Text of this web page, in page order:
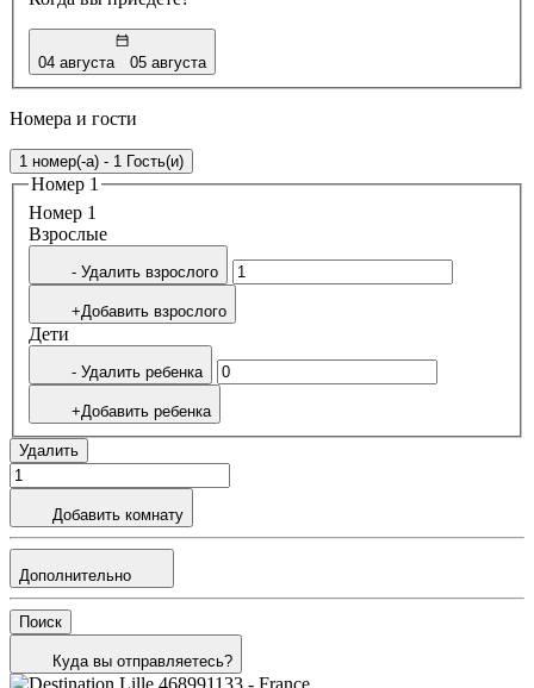
04 августа 05 августа
Номера и гости
1 номер(-а) - 1 Гость(и)
Номер 1
Номер 1
Bзрослые
- Удалить взрослого
+Добавить взрослого
Дети
- Удалить ребенка
+Добавить ребенка
Удалить
Добавить комнату
Дополнительно
Поиск
Куда вы отправляетесь?